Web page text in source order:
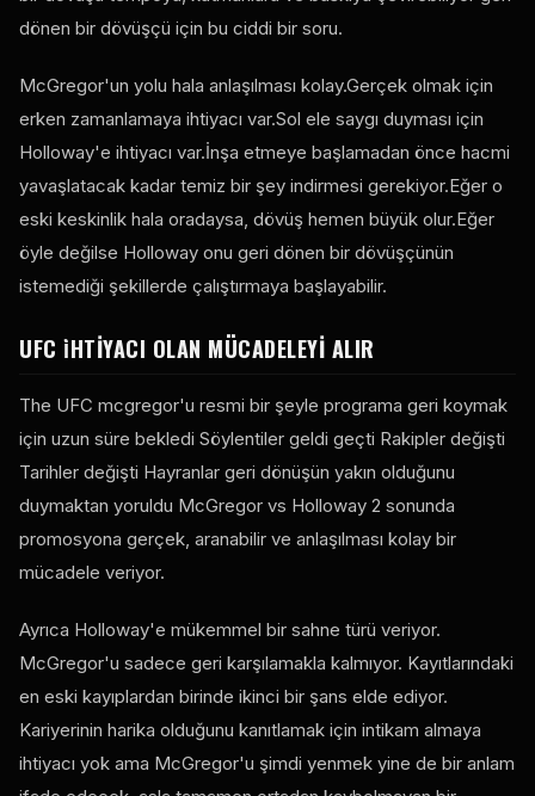
dönen bir dövüşçü için bu ciddi bir soru.
McGregor'un yolu hala anlaşılması kolay.Gerçek olmak için
erken zamanlamaya ihtiyacı var.Sol ele saygı duyması için
Holloway'e ihtiyacı var.İnşa etmeye başlamadan önce hacmi
yavaşlatacak kadar temiz bir şey indirmesi gerekiyor.Eğer o
eski keskinlik hala oradaysa, dövüş hemen büyük olur.Eğer
öyle değilse Holloway onu geri dönen bir dövüşçünün
istemediği şekillerde çalıştırmaya başlayabilir.
UFC İHTIYACI OLAN MÜCADELEYI ALIR
The UFC mcgregor'u resmi bir şeyle programa geri koymak
için uzun süre bekledi Söylentiler geldi geçti Rakipler değişti
Tarihler değişti Hayranlar geri dönüşün yakın olduğunu
duymaktan yoruldu McGregor vs Holloway 2 sonunda
promosyona gerçek, aranabilir ve anlaşılması kolay bir
mücadele veriyor.
Ayrıca Holloway'e mükemmel bir sahne türü veriyor.
McGregor'u sadece geri karşılamakla kalmıyor. Kayıtlarındaki
en eski kayıplardan birinde ikinci bir şans elde ediyor.
Kariyerinin harika olduğunu kanıtlamak için intikam almaya
ihtiyacı yok ama McGregor'u şimdi yenmek yine de bir anlam